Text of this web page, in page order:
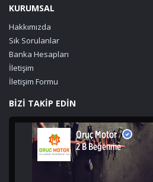
KURUMSAL
Hakkımızda
Sık Sorulanlar
Banka Hesapları
İletişim
İletişim Formu
BİZİ TAKİP EDİN